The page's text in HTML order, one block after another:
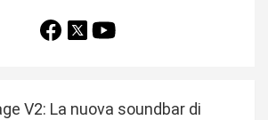
V2: La nuova soundbar di